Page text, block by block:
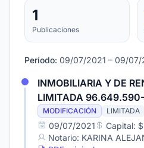
1
Publicaciones
Período: 09/07/2021 – 09/07/
INMOBILIARIA Y DE
LIMITADA
MODIFICACIÓN LIMITADA
09/07/2021
Capital:
Notario: KARINA